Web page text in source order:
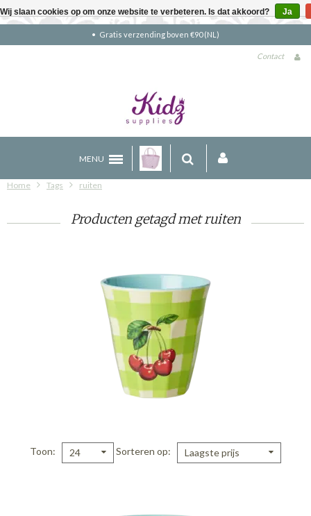
Gratis verzending boven €90 (NL)
Contact
MENU
Home Tags ruiten
Producten getagd met ruiten
Toon 24 Sorteren op Laagste prijs
Wij slaan cookies op om onze website te verbeteren. Is dat akkoord? Ja